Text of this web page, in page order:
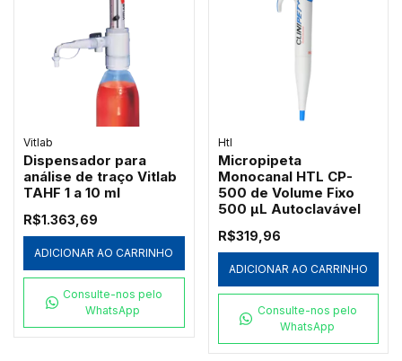
Vitlab
Dispensador para
análise de traço Vitlab
TAHF 1 a 10 ml
R$1.363,69
ADICIONAR AO CARRINHO
Consulte-nos pelo
WhatsApp
Htl
Micropipeta
Monocanal HTL CP-
500 de Volume Fixo
500 µL Autoclavável
R$319,96
ADICIONAR AO CARRINHO
Consulte-nos pelo
WhatsApp